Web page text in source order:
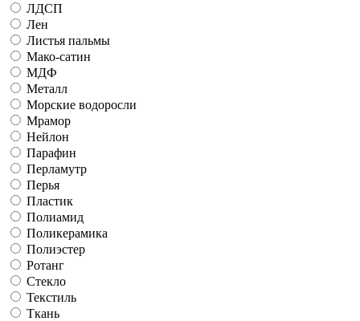
ЛДСП
Лен
Листья пальмы
Мако-сатин
МДФ
Металл
Морские водоросли
Мрамор
Нейлон
Парафин
Перламутр
Перья
Пластик
Полиамид
Поликерамика
Полиэстер
Ротанг
Стекло
Текстиль
Ткань